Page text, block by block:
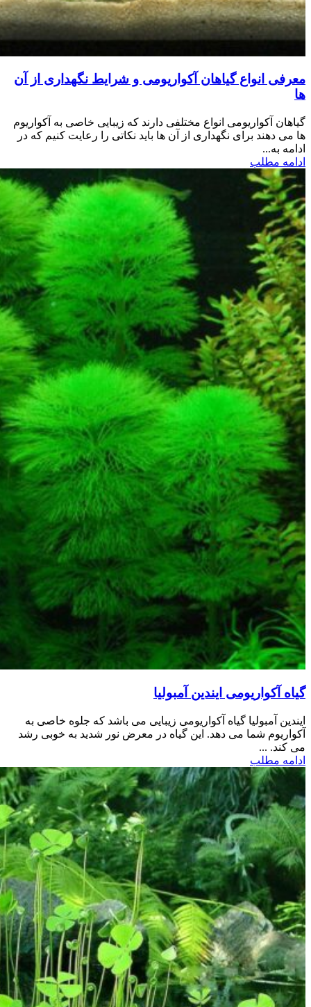
معرفی انواع گیاهان آکواریومی و شرایط نگهداری از آن
ها
گیاهان آکواریومی انواع مختلفی دارند که زیبایی خاصی به آکواریوم
ها می دهند برای نگهداری از آن ها باید نکاتی را رعایت کنیم که در
ادامه به...
ادامه مطلب
گیاه آکواریومی ایندین آمبولیا
ایندین آمبولیا گیاه آکواریومی زیبایی می باشد که جلوه خاصی به
آکواریوم شما می دهد. این گیاه در معرض نور شدید به خوبی رشد
می کند. ...
ادامه مطلب